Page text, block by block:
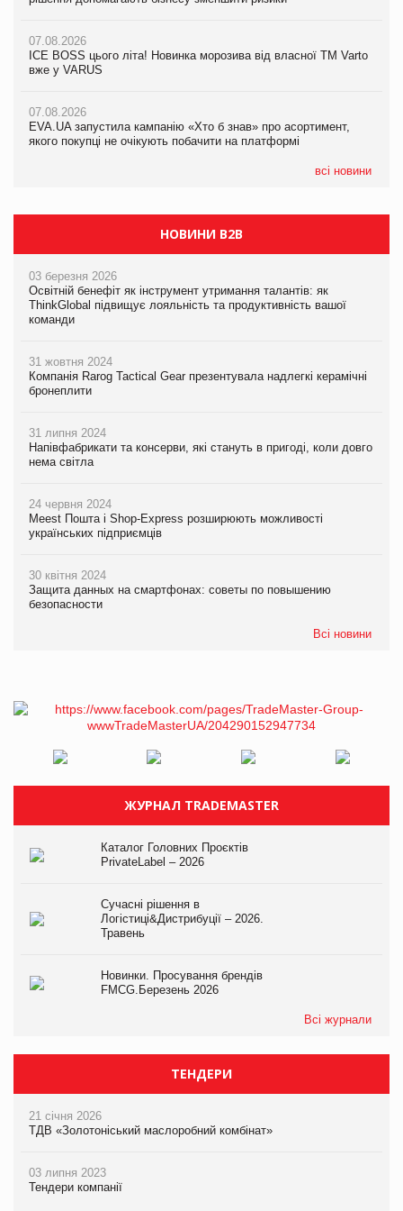
07.08.2026
ICE BOSS цього літа! Новинка морозива від власної ТМ Varto
вже у VARUS
07.08.2026
EVA.UA запустила кампанію «Хто б знав» про асортимент,
якого покупці не очікують побачити на платформі
всі новини
Продажі Hugo Boss впали на 9%
Продажі Hugo Boss впали на 9%
НОВИНИ B2B
03 березня 2026
Освітній бенефіт як інструмент утримання талантів: як
ThinkGlobal підвищує лояльність та продуктивність вашої
команди
31 жовтня 2024
Компанія Rarog Tactical Gear презентувала надлегкі керамічні
бронеплити
31 липня 2024
Напівфабрикати та консерви, які стануть в пригоді, коли довго
нема світла
24 червня 2024
Meest Пошта і Shop-Express розширюють можливості
українських підприємців
30 квітня 2024
Защита данных на смартфонах: советы по повышению
безопасности
Всі новини
ЖУРНАЛ TRADEMASTER
Каталог Головних Проєктів
PrivateLabel – 2026
Сучасні рішення в
Логістиці&Дистрибуції – 2026.
Травень
Новинки. Просування брендів
FMCG.Березень 2026
Всі журнали
ТЕНДЕРИ
21 січня 2026
ТДВ «Золотоніський маслоробний комбінат»
03 липня 2023
Тендери компанії